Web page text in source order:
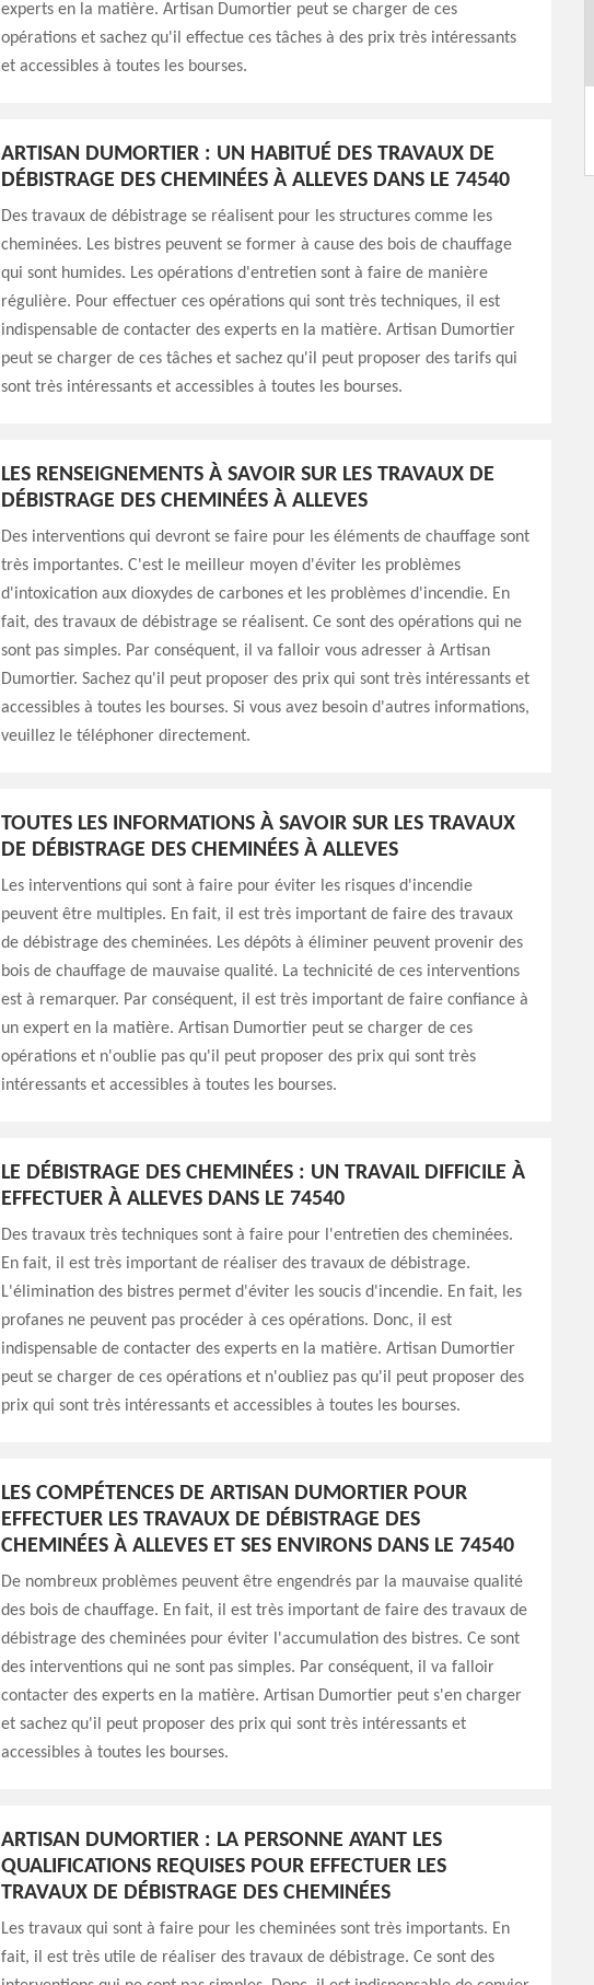
experts en la matière. Artisan Dumortier peut se charger de ces
opérations et sachez qu'il effectue ces tâches à des prix très intéressants
et accessibles à toutes les bourses.
ARTISAN DUMORTIER : UN HABITUÉ DES TRAVAUX DE
DÉBISTRAGE DES CHEMINÉES À ALLEVES DANS LE 74540
Des travaux de débistrage se réalisent pour les structures comme les
cheminées. Les bistres peuvent se former à cause des bois de chauffage
qui sont humides. Les opérations d'entretien sont à faire de manière
régulière. Pour effectuer ces opérations qui sont très techniques, il est
indispensable de contacter des experts en la matière. Artisan Dumortier
peut se charger de ces tâches et sachez qu'il peut proposer des tarifs qui
sont très intéressants et accessibles à toutes les bourses.
LES RENSEIGNEMENTS À SAVOIR SUR LES TRAVAUX DE
DÉBISTRAGE DES CHEMINÉES À ALLEVES
Des interventions qui devront se faire pour les éléments de chauffage sont
très importantes. C'est le meilleur moyen d'éviter les problèmes
d'intoxication aux dioxydes de carbones et les problèmes d'incendie. En
fait, des travaux de débistrage se réalisent. Ce sont des opérations qui ne
sont pas simples. Par conséquent, il va falloir vous adresser à Artisan
Dumortier. Sachez qu'il peut proposer des prix qui sont très intéressants et
accessibles à toutes les bourses. Si vous avez besoin d'autres informations,
veuillez le téléphoner directement.
TOUTES LES INFORMATIONS À SAVOIR SUR LES TRAVAUX
DE DÉBISTRAGE DES CHEMINÉES À ALLEVES
Les interventions qui sont à faire pour éviter les risques d'incendie
peuvent être multiples. En fait, il est très important de faire des travaux
de débistrage des cheminées. Les dépôts à éliminer peuvent provenir des
bois de chauffage de mauvaise qualité. La technicité de ces interventions
est à remarquer. Par conséquent, il est très important de faire confiance à
un expert en la matière. Artisan Dumortier peut se charger de ces
opérations et n'oublie pas qu'il peut proposer des prix qui sont très
intéressants et accessibles à toutes les bourses.
LE DÉBISTRAGE DES CHEMINÉES : UN TRAVAIL DIFFICILE À
EFFECTUER À ALLEVES DANS LE 74540
Des travaux très techniques sont à faire pour l'entretien des cheminées.
En fait, il est très important de réaliser des travaux de débistrage.
L'élimination des bistres permet d'éviter les soucis d'incendie. En fait, les
profanes ne peuvent pas procéder à ces opérations. Donc, il est
indispensable de contacter des experts en la matière. Artisan Dumortier
peut se charger de ces opérations et n'oubliez pas qu'il peut proposer des
prix qui sont très intéressants et accessibles à toutes les bourses.
LES COMPÉTENCES DE ARTISAN DUMORTIER POUR
EFFECTUER LES TRAVAUX DE DÉBISTRAGE DES
CHEMINÉES À ALLEVES ET SES ENVIRONS DANS LE 74540
De nombreux problèmes peuvent être engendrés par la mauvaise qualité
des bois de chauffage. En fait, il est très important de faire des travaux de
débistrage des cheminées pour éviter l'accumulation des bistres. Ce sont
des interventions qui ne sont pas simples. Par conséquent, il va falloir
contacter des experts en la matière. Artisan Dumortier peut s'en charger
et sachez qu'il peut proposer des prix qui sont très intéressants et
accessibles à toutes les bourses.
ARTISAN DUMORTIER : LA PERSONNE AYANT LES
QUALIFICATIONS REQUISES POUR EFFECTUER LES
TRAVAUX DE DÉBISTRAGE DES CHEMINÉES
Les travaux qui sont à faire pour les cheminées sont très importants. En
fait, il est très utile de réaliser des travaux de débistrage. Ce sont des